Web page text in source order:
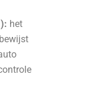
het